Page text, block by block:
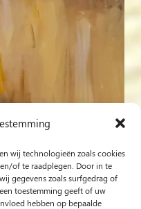
wij technologieën zoals cookies
of te raadplegen. Door in te
gegevens zoals surfgedrag of
toestemming geeft of uw
hebben op bepaalde
een ‘Plein Air’- en